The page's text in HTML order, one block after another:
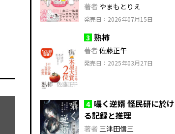
著者 やまもとりえ
発売日：2026年07月15日
3 熟柿
著者 佐藤正午
発売日：2025年03月27日
4 囁く逆婿 怪民研に於け
る記録と推理
著者 三津田信三